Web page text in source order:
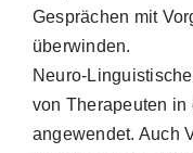
Gesprächen mit
überwinden.
Neuro-
von Therapeuten in
angewendet. Auch